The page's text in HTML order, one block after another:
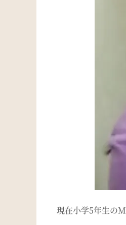
現在小学5年生のM